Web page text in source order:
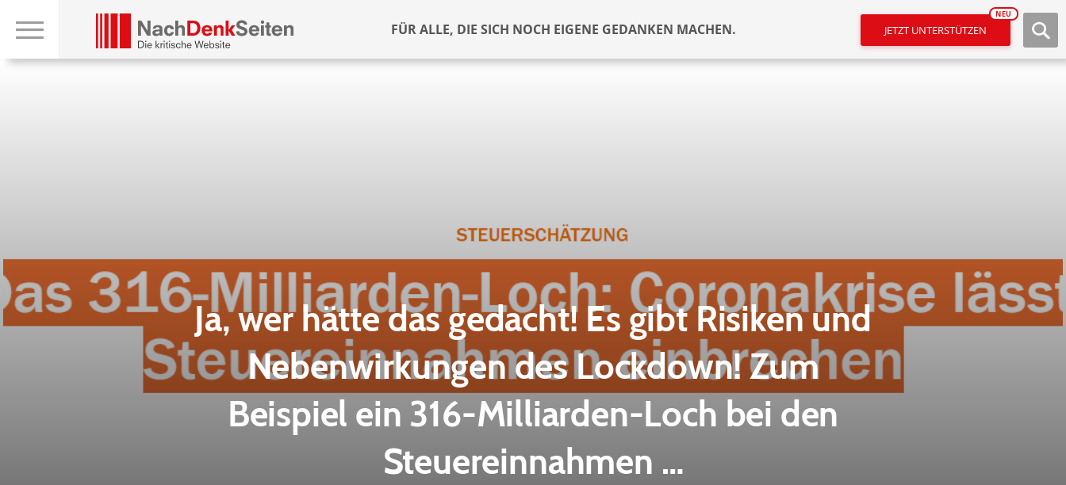
FÜR ALLE, DIE SICH NOCH EIGENE GEDANKEN MACHEN. JETZT UNTERSTÜTZEN
NEU
Ja, wer hätte das gedacht! Es gibt Risiken und
Nebenwirkungen des Lockdown! Zum
Beispiel ein 316-Milliarden-Loch bei den
Steuereinnahmen …